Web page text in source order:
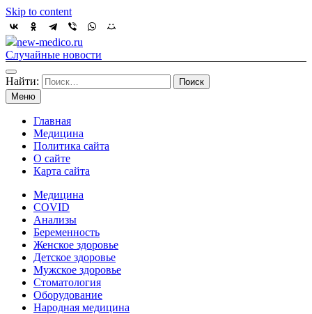
Skip to content
new-medico.ru
Случайные новости
Найти:
Меню
Главная
Медицина
Политика сайта
О сайте
Карта сайта
Медицина
COVID
Анализы
Беременность
Женское здоровье
Детское здоровье
Мужское здоровье
Стоматология
Оборудование
Народная медицина